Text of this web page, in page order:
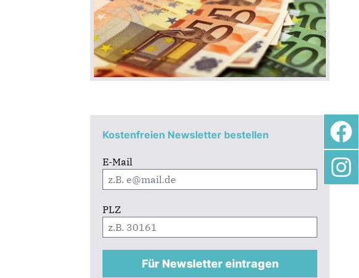
Kostenfreien Newsletter bestellen
E-Mail
PLZ
Für Newsletter eintragen